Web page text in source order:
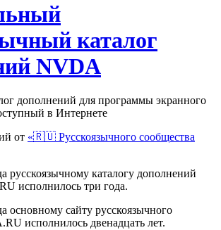
каталог
NVDA
дополнений для программы экранного
в Интернете
от «🇷🇺 Русскоязычного сообщества
русскоязычному каталогу дополнений
исполнилось три года.
основному сайту русскоязычного
исполнилось двенадцать лет.